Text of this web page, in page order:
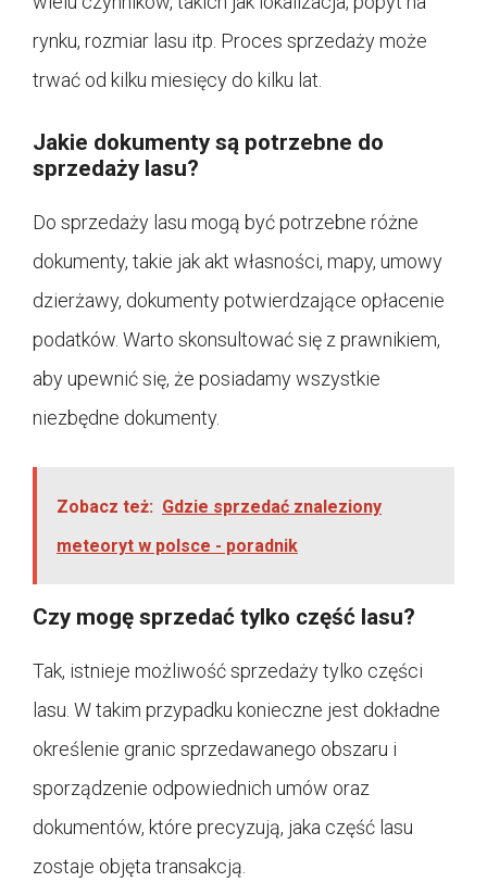
rynku, rozmiar lasu itp. Proces sprzedaży może
trwać od kilku miesięcy do kilku lat.
Jakie dokumenty są potrzebne do
sprzedaży lasu?
Do sprzedaży lasu mogą być potrzebne różne
dokumenty, takie jak akt własności, mapy, umowy
dzierżawy, dokumenty potwierdzające opłacenie
podatków. Warto skonsultować się z prawnikiem,
aby upewnić się, że posiadamy wszystkie
niezbędne dokumenty.
Zobacz też: Gdzie sprzedać znaleziony
meteoryt w polsce - poradnik
Czy mogę sprzedać tylko część lasu?
Tak, istnieje możliwość sprzedaży tylko części
lasu. W takim przypadku konieczne jest dokładne
określenie granic sprzedawanego obszaru i
sporządzenie odpowiednich umów oraz
dokumentów, które precyzują, jaka część lasu
zostaje objęta transakcją.